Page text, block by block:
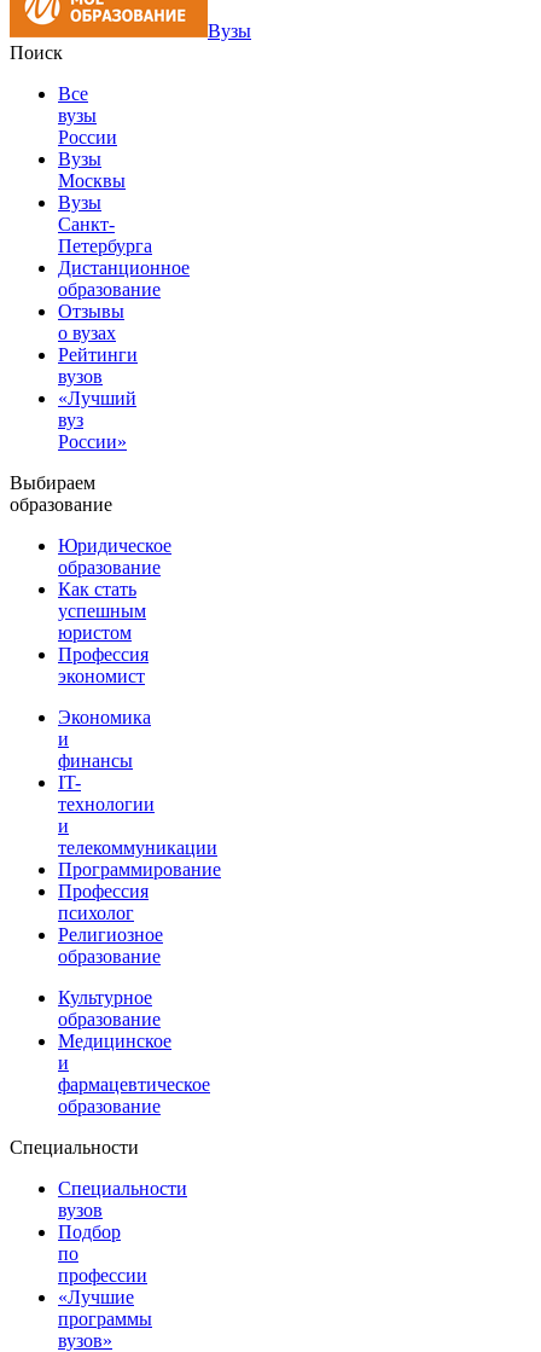
Вузы
Поиск
Все
вузы
России
Вузы
Москвы
Вузы
Санкт-
Петербурга
Дистанционное
образование
Отзывы
о вузах
Рейтинги
вузов
«Лучший
вуз
России»
Выбираем
образование
Юридическое
образование
Как стать
успешным
юристом
Профессия
экономист
Экономика
и
финансы
IT-
технологии
и
телекоммуникации
Программирование
Профессия
психолог
Религиозное
образование
Культурное
образование
Медицинское
и
фармацевтическое
образование
Специальности
Специальности
вузов
Подбор
по
профессии
«Лучшие
программы
вузов»